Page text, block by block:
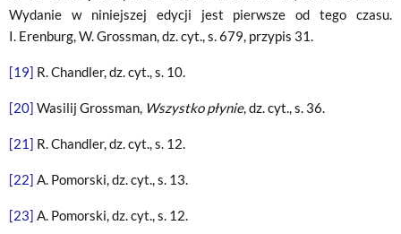
Wydanie w niniejszej edycji jest pierwsze od tego czasu.
I. Erenburg, W. Grossman, dz. cyt., s. 679, przypis 31.
[19] R. Chandler, dz. cyt., s. 10.
[20] Wasilij Grossman, Wszystko płynie, dz. cyt., s. 36.
[21] R. Chandler, dz. cyt., s. 12.
[22] A. Pomorski, dz. cyt., s. 13.
[23] A. Pomorski, dz. cyt., s. 12.